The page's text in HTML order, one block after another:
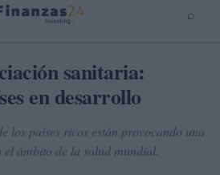
⌕
sanitaria:
en desarrollo
los países ricos están provocando una
ámbito de la salud mundial.